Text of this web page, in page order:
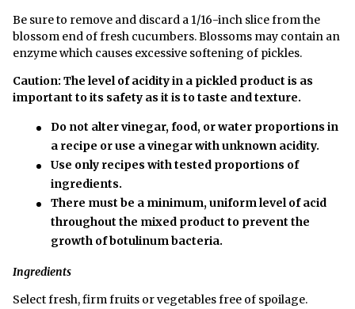
Be sure to remove and discard a 1/16-inch slice from the
blossom end of fresh cucumbers. Blossoms may contain an
enzyme which causes excessive softening of pickles.
Caution: The level of acidity in a pickled product is as
important to its safety as it is to taste and texture.
Do not alter vinegar, food, or water proportions in
a recipe or use a vinegar with unknown acidity.
Use only recipes with tested proportions of
ingredients.
There must be a minimum, uniform level of acid
throughout the mixed product to prevent the
growth of botulinum bacteria.
Ingredients
Select fresh, firm fruits or vegetables free of spoilage.